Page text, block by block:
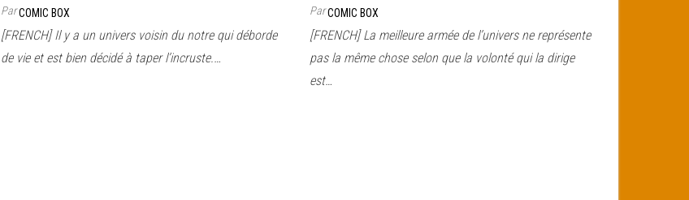
ParCOMIC BOX
[FRENCH] Il y a un univers voisin du notre qui déborde
de vie et est bien décidé à taper l’incruste.…
ParCOMIC BOX
[FRENCH] La meilleure armée de l’univers ne représente
pas la même chose selon que la volonté qui la dirige
est…